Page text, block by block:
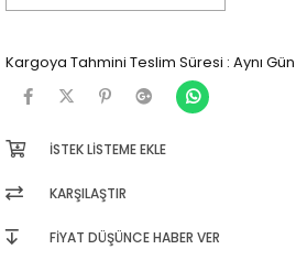
Kargoya Tahmini Teslim Süresi : Aynı Gün
İSTEK LISTEME EKLE
KARŞILAŞTIR
FIYAT DÜŞÜNCE HABER VER